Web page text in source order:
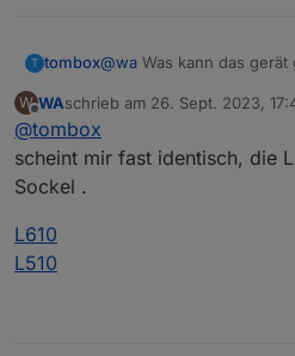
Wird der L610 bereist
T tombox@wa Was kann das
W
Offline
WAschrieb am 26. Sept. 2023,
zuletzt editiert von
@tombox
scheint mir fast identisch, die
Sockel .
L610
L510